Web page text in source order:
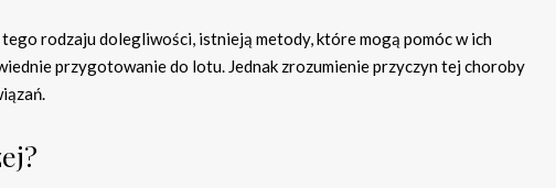
rodzaju dolegliwości, istnieją metody, które mogą pomóc w ich
przygotowanie do lotu. Jednak zrozumienie przyczyn tej choroby